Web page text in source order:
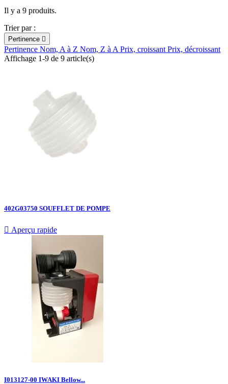
Il y a 9 produits.
Trier par :
Pertinence 
Pertinence Nom, A à Z Nom, Z à APrix, croissantPrix, décroissant
Affichage 1-9 de 9 article(s)
402G03750 SOUFFLET DE POMPE
 Aperçu rapide
I013127-00 IWAKI Bellow...